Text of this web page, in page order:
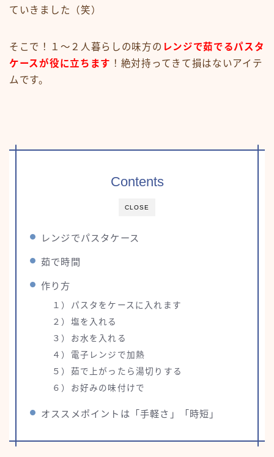
ていきました（笑）
そこで！１〜２人暮らしの味方の レンジで茹でるパスタ
ケースが役に立ちます ！絶対持ってきて損はないアイテ
ムです。
CLOSE
Contents
レンジでパスタケース
茹で時間
作り方
１）パスタをケースに入れます
２）塩を入れる
３）お水を入れる
４）電子レンジで加熱
５）茹で上がったら湯切りする
６）お好みの味付けで
オススメポイントは「手軽さ」「時短」